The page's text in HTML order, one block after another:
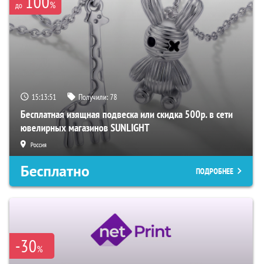
до %
15:13:50 Получили:78
Бесплатная изящная подвеска или скидка 500р. в сети
ювелирных магазинов SUNLIGHT
Россия
Бесплатно ПОДРОБНЕЕ
-30%